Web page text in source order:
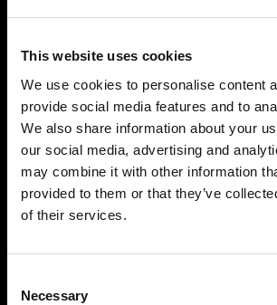
This website uses cookies
We use cookies to personalise content
provide social media features and to
We also share information about your
our social media, advertising and
may combine it with other information
provided to them or that they’ve
of their services.
Selection
Necessary
FR.
09.10.2026 19:00 Uhr
Der letzte Joint der Marie Juana -
Krimi
Einlass: 18:00-18:30 Uhr
Bezahlung ist nur mit Paypal oder
Dörpfeldstraße 58